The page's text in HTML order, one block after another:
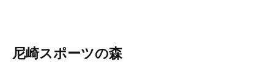
尼崎スポーツの森